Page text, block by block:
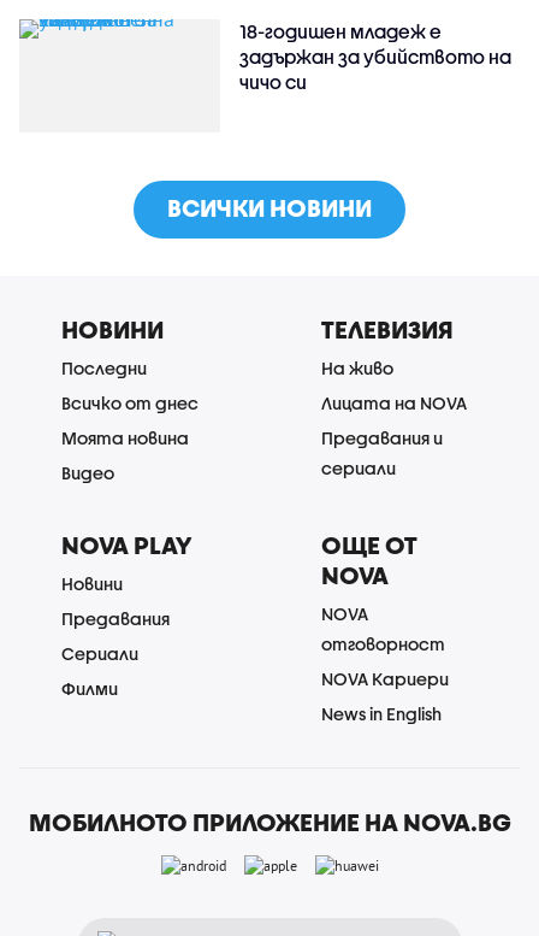
18-годишен младеж е
задържан за убийството на
чичо си
ВСИЧКИ НОВИНИ
НОВИНИ
Последни
Всичко от днес
Моята новина
Видео
ТЕЛЕВИЗИЯ
На живо
Лицата на NOVA
Предавания и
сериали
NOVA PLAY
Новини
Предавания
Сериали
Филми
ОЩЕ ОТ
NOVA
NOVA
отговорност
NOVA Кариери
News in English
МОБИЛНОТО ПРИЛОЖЕНИЕ НА NOVA.BG